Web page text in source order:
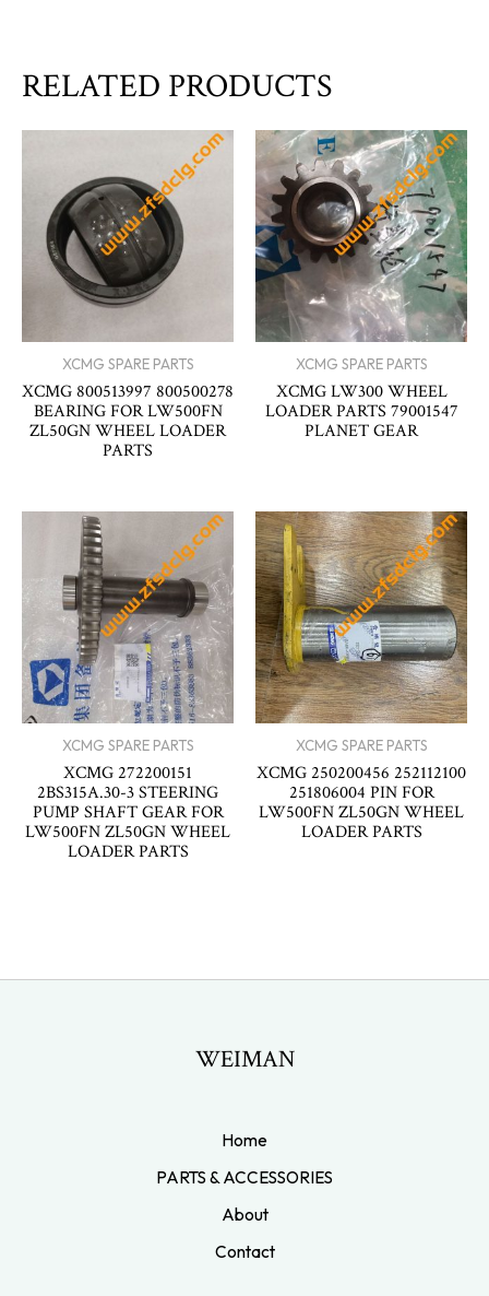
RELATED PRODUCTS
XCMG SPARE PARTS
XCMG 800513997 800500278
BEARING FOR LW500FN
ZL50GN WHEEL LOADER
PARTS
XCMG SPARE PARTS
XCMG LW300 WHEEL
LOADER PARTS 79001547
PLANET GEAR
XCMG SPARE PARTS
XCMG 272200151
2BS315A.30-3 STEERING
PUMP SHAFT GEAR FOR
LW500FN ZL50GN WHEEL
LOADER PARTS
XCMG SPARE PARTS
XCMG 250200456 252112100
251806004 PIN FOR
LW500FN ZL50GN WHEEL
LOADER PARTS
WEIMAN
Home
PARTS & ACCESSORIES
About
Contact